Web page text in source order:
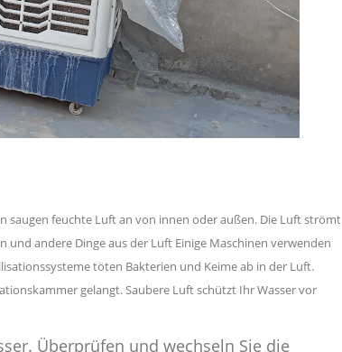
saugen feuchte Luft an von innen oder außen. Die Luft strömt
und andere Dinge aus der Luft Einige Maschinen verwenden
töten Bakterien und Keime ab in der Luft.
gelangt. Saubere Luft schützt Ihr Wasser vor
Überprüfen und wechseln Sie die